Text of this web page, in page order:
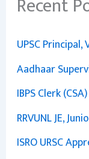
UPSC
Aadhaar
IBPS Clerk
RRVUNL JE,
ISRO URSC